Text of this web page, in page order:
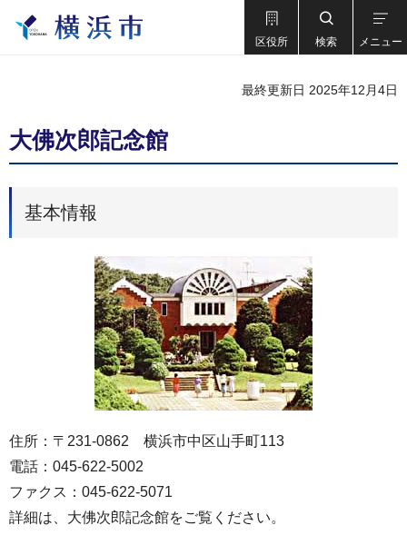
区役所 検索 メニュー
最終更新日 2025年12月4日
大佛次郎記念館
基本情報
住所：〒231-0862 横浜市中区山手町113
電話：045-622-5002
ファクス：045-622-5071
詳細は、大佛次郎記念館をご覧ください。